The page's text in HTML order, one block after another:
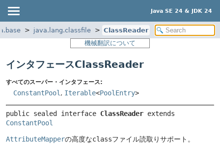
Java SE 24 & JDK 24
java.lang.classfile
ClassReader
機械翻訳について
インタフェースClassReader
すべてのスーパー・インタフェース:
ConstantPool , Iterable<PoolEntry>
public sealed interface ClassReader
ConstantPool
AttributeMapperの高度なclassファイル読取りサポート。